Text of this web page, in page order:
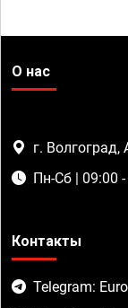
О нас
г.
Пн-Сб | 09:00
Контакты
Telegram: